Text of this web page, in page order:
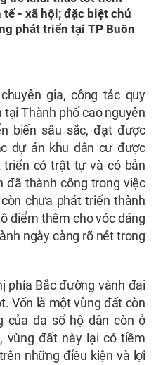
- xã hội; đặc biệt chú
phát triển tại TP Buôn
gia, công tác quy
tại Thành phố cao nguyên
biến sâu sắc, đạt được
dự án khu dân cư được
có trật tự và có bản
đã thành công trong việc
chưa phát triển thành
điểm thêm cho vóc dáng
ngày càng rõ nét trong
phía Bắc đường vành đai
Vốn là một vùng đất còn
của đa số hộ dân còn ở
vùng đất này lại có tiềm
những điều kiện và lợi